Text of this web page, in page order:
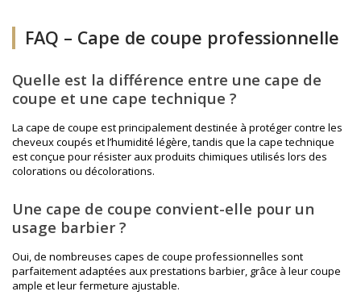
FAQ – Cape de coupe professionnelle
Quelle est la différence entre une cape de
coupe et une cape technique ?
La cape de coupe est principalement destinée à protéger contre les
cheveux coupés et l’humidité légère, tandis que la cape technique
est conçue pour résister aux produits chimiques utilisés lors des
colorations ou décolorations.
Une cape de coupe convient-elle pour un
usage barbier ?
Oui, de nombreuses capes de coupe professionnelles sont
parfaitement adaptées aux prestations barbier, grâce à leur coupe
ample et leur fermeture ajustable.